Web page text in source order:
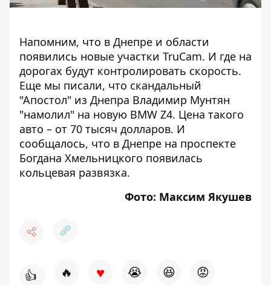
Напомним, что в Днепре и области
появились новые участки TruCam. И где на
дорогах будут контролировать скорость.
Еще мы писали, что скандальный
"Апостол" из Днепра Владимир Мунтян
"намолил" на новую BMW Z4. Цена такого
авто – от 70 тысяч долларов. И
сообщалось, что в Днепре на проспекте
Богдана Хмельницкого появилась
кольцевая развязка.
Фото: Максим Якушев
👍 🔥 ♥ 😭 😆 😡